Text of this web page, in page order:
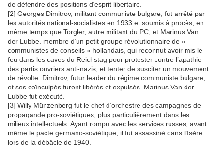
de défendre des positions d’esprit libertaire.
[2] Georges Dimitrov, militant communiste bulgare, fut arrêté par
les autorités national-socialistes en 1933 et soumis à procès, en
même temps que Torgler, autre militant du PC, et Marinus Van
der Lubbe, membre d’un petit groupe révolutionnaire de «
communistes de conseils » hollandais, qui reconnut avoir mis le
feu dans les caves du Reichstag pour protester contre l’apathie
des partis ouvriers anti-nazis, et tenter de susciter un mouvement
de révolte. Dimitrov, futur leader du régime communiste bulgare,
et ses coïnculpés furent libérés et expulsés. Marinus Van der
Lubbe fut exécuté.
[3] Willy Münzenberg fut le chef d’orchestre des campagnes de
propagande pro-soviétiques, plus particulièrement dans les
milieux intellectuels. Ayant rompu avec les services russes, avant
même le pacte germano-soviétique, il fut assassiné dans l’Isère
lors de la débâcle de 1940.